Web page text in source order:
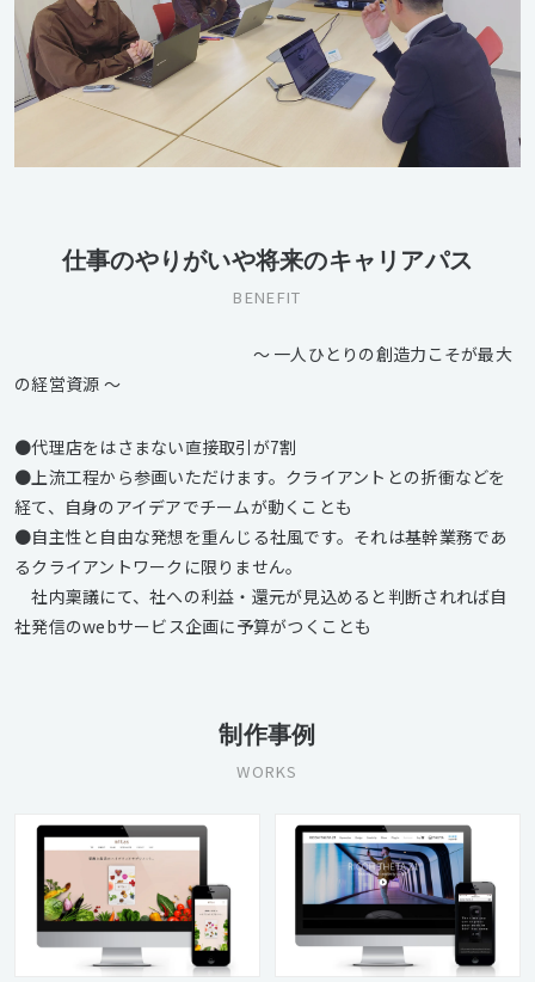
仕事のやりがいや将来のキャリアパス
BENEFIT
～ 一人ひとりの創造力こそが最大
の経営資源 ～
●代理店をはさまない直接取引が7割
●上流工程から参画いただけます。クライアントとの折衝などを
経て、自身のアイデアでチームが動くことも
●自主性と自由な発想を重んじる社風です。それは基幹業務であ
るクライアントワークに限りません。
社内稟議にて、社への利益・還元が見込めると判断されれば自
社発信のwebサービス企画に予算がつくことも
制作事例
WORKS